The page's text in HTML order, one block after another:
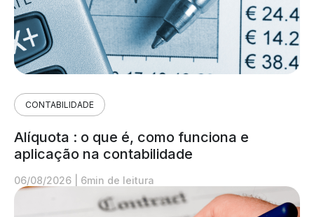
CONTABILIDADE
Alíquota : o que é, como funciona e
aplicação na contabilidade
06/08/2026 6min de leitura